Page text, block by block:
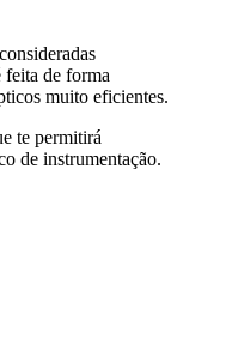
feita de forma
muito eficientes.
te permitirá
de instrumentação.